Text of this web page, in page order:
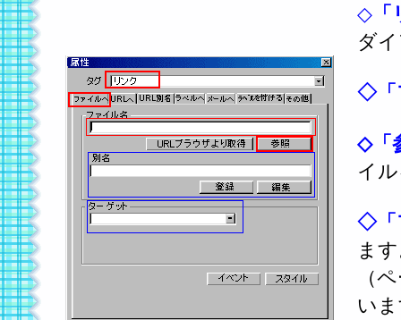
◇
ダ
◇
◇「
イ
◇
ま
（
い